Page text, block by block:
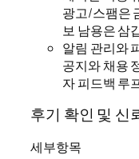
광고/스팸은
보 남용은 삼
알림 관리와
공지와 채용
자 피드백 루
후기 확인 및 신
세부항목